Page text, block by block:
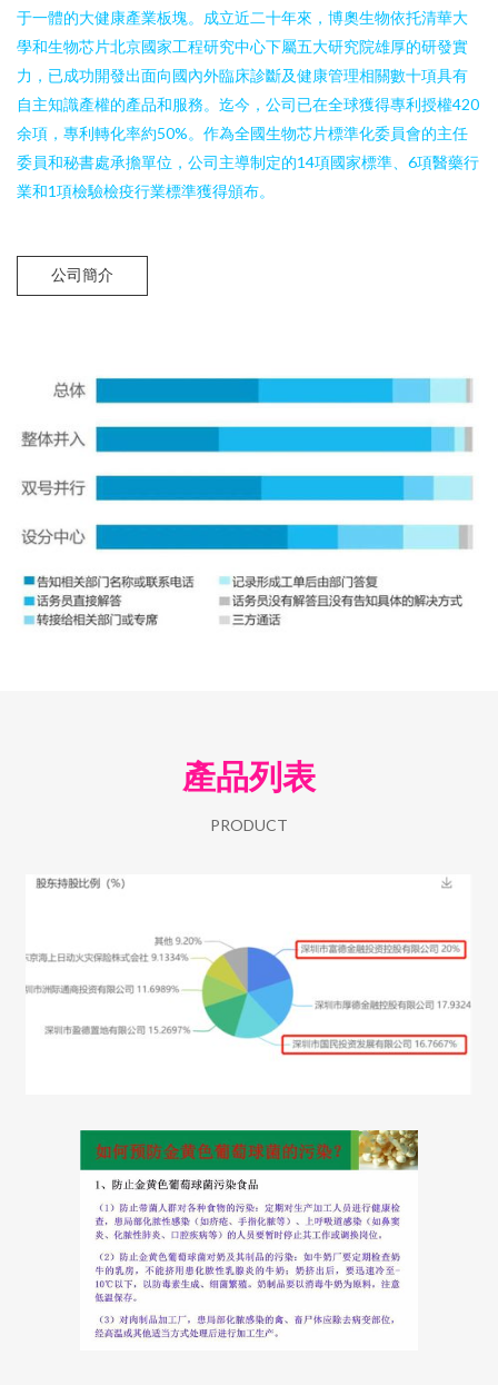
于一體的大健康產業板塊。成立近二十年來，博奧生物依托清華大
學和生物芯片北京國家工程研究中心下屬五大研究院雄厚的研發實
力，已成功開發出面向國內外臨床診斷及健康管理相關數十項具有
自主知識產權的產品和服務。迄今，公司已在全球獲得專利授權420
余項，專利轉化率約50%。作為全國生物芯片標準化委員會的主任
委員和秘書處承擔單位，公司主導制定的14項國家標準、6項醫藥行
業和1項檢驗檢疫行業標準獲得頒布。
公司簡介
產品列表
PRODUCT